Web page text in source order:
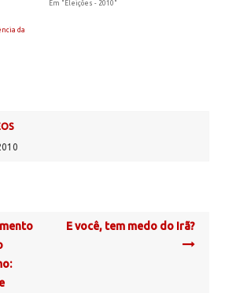
Em "Eleições - 2010"
da
E você, tem medo do Irã?